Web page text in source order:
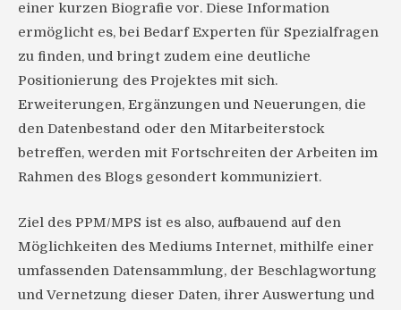
einer kurzen Biografie vor. Diese Information
ermöglicht es, bei Bedarf Experten für Spezialfragen
zu finden, und bringt zudem eine deutliche
Positionierung des Projektes mit sich.
Erweiterungen, Ergänzungen und Neuerungen, die
den Datenbestand oder den Mitarbeiterstock
betreffen, werden mit Fortschreiten der Arbeiten im
Rahmen des Blogs gesondert kommuniziert.
Ziel des PPM/MPS ist es also, aufbauend auf den
Möglichkeiten des Mediums Internet, mithilfe einer
umfassenden Datensammlung, der Beschlagwortung
und Vernetzung dieser Daten, ihrer Auswertung und